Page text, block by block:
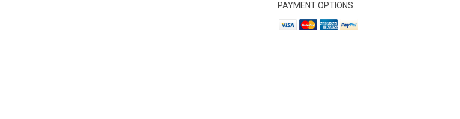
PAYMENT OPTIONS